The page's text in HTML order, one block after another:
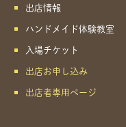
出店情報
ハンドメイド体験教室
入場チケット
出店お申し込み
出店者専用ページ